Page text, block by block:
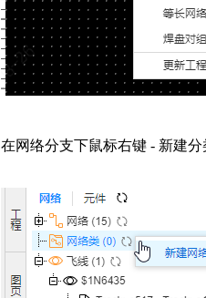
在网络分支下鼠标右键 - 新建